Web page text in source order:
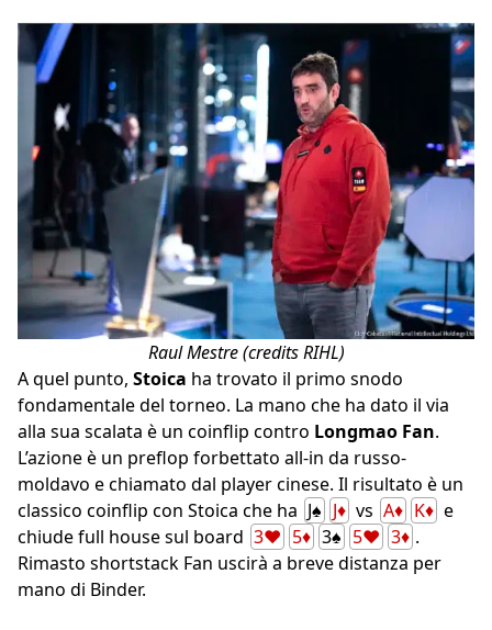
Raul Mestre (credits RIHL)
A quel punto, Stoica ha trovato il primo snodo
fondamentale del torneo. La mano che ha dato il via
alla sua scalata è un coinflip contro Longmao Fan.
L’azione è un preflop forbettato all-in da russo-
moldavo e chiamato dal player cinese. Il risultato è un
classico coinflip con Stoica che ha J♠ J♦ vs A♦ K♦ e
chiude full house sul board 3♥ 5♦ 3♠ 5♥ 3♦ .
Rimasto shortstack Fan uscirà a breve distanza per
mano di Binder.